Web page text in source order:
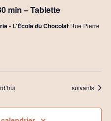
min – Tablette
- L'École du Chocolat Rue Pierre
Évènements
suivants